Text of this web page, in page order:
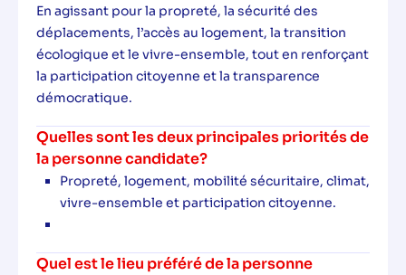
En agissant pour la propreté, la sécurité des
déplacements, l’accès au logement, la transition
écologique et le vivre-ensemble, tout en renforçant
la participation citoyenne et la transparence
démocratique.
Quelles sont les deux principales priorités de
la personne candidate?
Propreté, logement, mobilité sécuritaire, climat,
vivre-ensemble et participation citoyenne.
Quel est le lieu préféré de la personne